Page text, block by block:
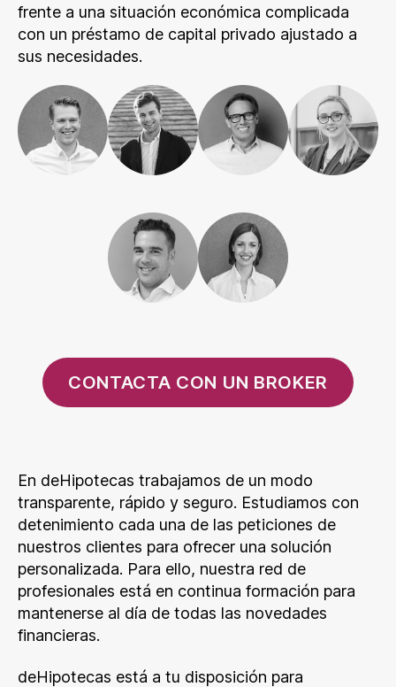
frente a una situación económica complicada
con un préstamo de capital privado ajustado a
sus necesidades.
CONTACTA CON UN BROKER
En deHipotecas trabajamos de un modo
transparente, rápido y seguro. Estudiamos con
detenimiento cada una de las peticiones de
nuestros clientes para ofrecer una solución
personalizada. Para ello, nuestra red de
profesionales está en continua formación para
mantenerse al día de todas las novedades
financieras.
deHipotecas está a tu disposición para